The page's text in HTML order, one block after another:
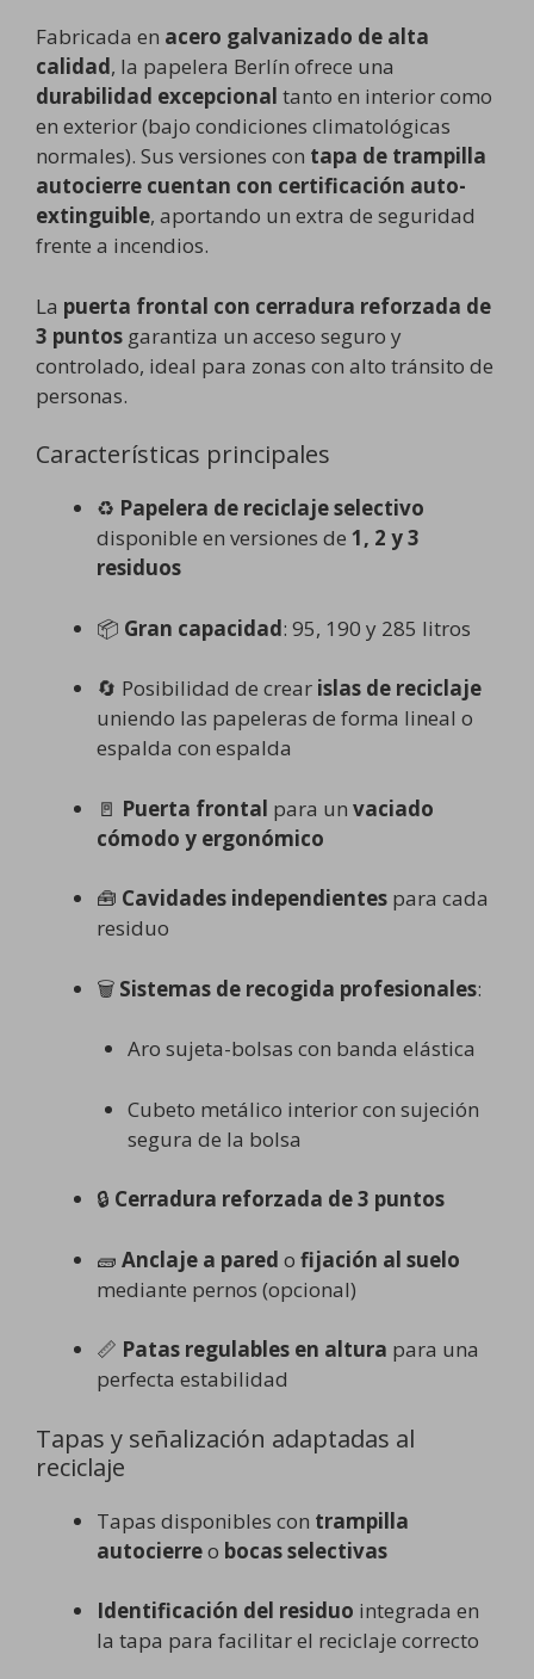
Fabricada en acero galvanizado de alta
calidad, la papelera Berlín ofrece una
durabilidad excepcional tanto en interior como
en exterior (bajo condiciones climatológicas
normales). Sus versiones con tapa de trampilla
autocierre cuentan con certificación auto-
extinguible, aportando un extra de seguridad
frente a incendios.
La puerta frontal con cerradura reforzada de
3 puntos garantiza un acceso seguro y
controlado, ideal para zonas con alto tránsito de
personas.
Características principales
♻️ Papelera de reciclaje selectivo
disponible en versiones de 1, 2 y 3
residuos
📦 Gran capacidad: 95, 190 y 285 litros
🔄 Posibilidad de crear islas de reciclaje
uniendo las papeleras de forma lineal o
espalda con espalda
🚪 Puerta frontal para un vaciado
cómodo y ergonómico
🧰 Cavidades independientes para cada
residuo
🗑️ Sistemas de recogida profesionales:
Aro sujeta-bolsas con banda elástica
Cubeto metálico interior con sujeción
segura de la bolsa
🔒 Cerradura reforzada de 3 puntos
🧱 Anclaje a pared o fijación al suelo
mediante pernos (opcional)
📏 Patas regulables en altura para una
perfecta estabilidad
Tapas y señalización adaptadas al
reciclaje
Tapas disponibles con trampilla
autocierreo bocas selectivas
Identificación del residuo integrada en
la tapa para facilitar el reciclaje correcto